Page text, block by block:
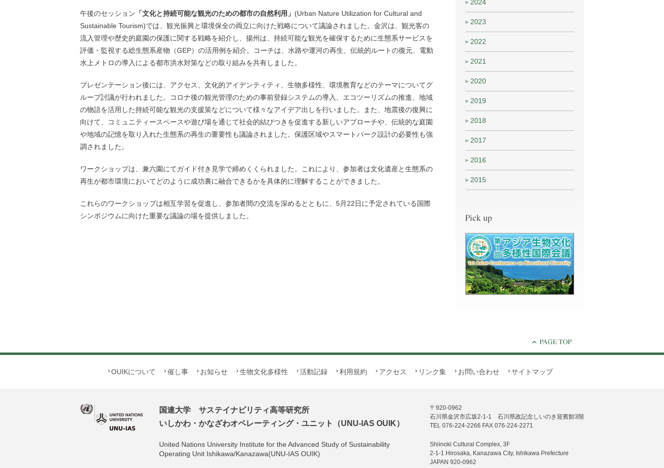
午後のセッション 「文化と持続可能な観光のための都市の自然利用」 (Urban Nature Utilization for Cultural and
Sustainable Tourism)では、観光振興と環境保全の両立に向けた戦略について議論されました。金沢は、観光客の
流入管理や歴史的庭園の保護に関する戦略を紹介し、揚州は、持続可能な観光を確保するために生態系サービスを
評価・監視する総生態系産物（GEP）の活用例を紹介。コーチは、水路や運河の再生、伝統的ルートの復元、電動
水上メトロの導入による都市洪水対策などの取り組みを共有しました。
プレゼンテーション後には、アクセス、文化的アイデンティティ、生物多様性、環境教育などのテーマについてグ
ループ討議が行われました。コロナ後の観光管理のための事前登録システムの導入、エコツーリズムの推進、地域
の物語を活用した持続可能な観光の支援策などについて様々なアイデア出しを行いました。また、地震後の復興に
向けて、コミュニティースペースや遊び場を通じて社会的結びつきを促進する新しいアプローチや、伝統的な庭園
や地域の記憶を取り入れた生態系の再生の重要性も議論されました。保護区域やスマートパーク設計の必要性も強
調されました。
ワークショップは、兼六園にてガイド付き見学で締めくくられました。これにより、参加者は文化遺産と生態系の
再生が都市環境においてどのように成功裏に融合できるかを具体的に理解することができました。
これらのワークショップは相互学習を促進し、参加者間の交流を深めるとともに、5月22日に予定されている国際
シンポジウムに向けた重要な議論の場を提供しました。
2024
2023
2022
2021
2020
2019
2018
2017
2016
2015
OUIKについて 催し事 お知らせ 生物文化多様性 活動記録 利用規約 アクセス リンク集 お問い合わせ サイトマップ
国連大学 サステイナビリティ高等研究所
いしかわ・かなざわオペレーティング・ユニット（UNU-IAS OUIK）
United Nations University Institute for the Advanced Study of Sustainability
Operating Unit Ishikawa/Kanazawa(UNU-IAS OUIK)
〒920-0962
石川県金沢市広坂2-1-1 石川県政記念しいのき迎賓館3階
TEL 076-224-2266 FAX 076-224-2271
Shiinoki Cultural Complex, 3F
2-1-1 Hirosaka, Kanazawa City, Ishikawa Prefecture
JAPAN 920-0962